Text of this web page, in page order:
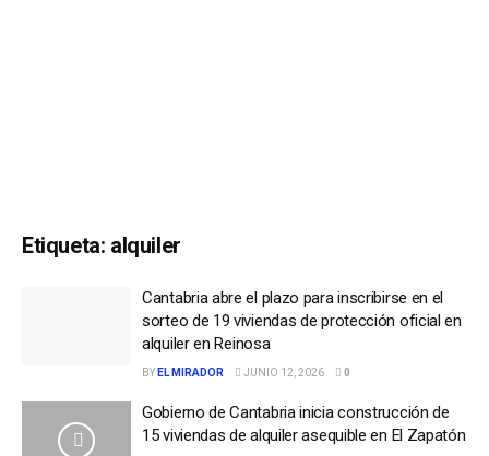
Etiqueta: alquiler
Cantabria abre el plazo para inscribirse en el
sorteo de 19 viviendas de protección oficial en
alquiler en Reinosa
BY EL MIRADOR JUNIO 12, 2026 0
Gobierno de Cantabria inicia construcción de
15 viviendas de alquiler asequible en El Zapatón